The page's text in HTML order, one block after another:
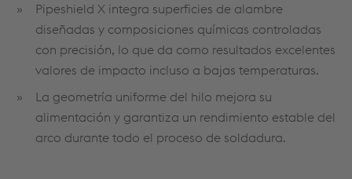
Pipeshield X integra superficies de alambre
diseñadas y composiciones químicas controladas
con precisión, lo que da como resultados excelentes
valores de impacto incluso a bajas temperaturas.
La geometría uniforme del hilo mejora su
alimentación y garantiza un rendimiento estable del
arco durante todo el proceso de soldadura.